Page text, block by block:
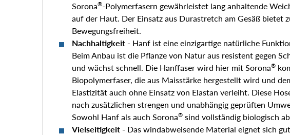
Sorona®-Polymerfasern gewährleistet lang anhaltende
auf der Haut. Der Einsatz aus Durastretch am Gesäß bietet
Bewegungsfreiheit.
Nachhaltigkeit - Hanf ist eine einzigartige natürliche
Beim Anbau ist die Pflanze von Natur aus resistent gegen
und wächst schnell. Die Hanffaser wird hier mit Sorona®
Biopolymerfaser, die aus Maisstärke hergestellt wird und
Elastizität auch ohne Einsatz von Elastan verleiht. Diese
nach zusätzlichen strengen und unabhängig geprüften
Sowohl Hanf als auch Sorona® sind vollständig biologisch
Vielseitigkeit - Das windabweisende Material eignet sich